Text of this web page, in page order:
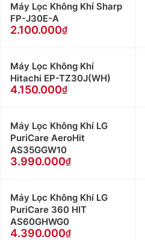
Máy Lọc Không Khí Sharp
FP-J30E-A
2.100.000
Máy Lọc Không Khí
Hitachi EP-TZ30J(WH)
4.150.000
Máy Lọc Không Khí LG
PuriCare AeroHit
AS35GGW10
3.990.000
Máy Lọc Không Khí LG
PuriCare 360 HIT
AS60GHWG0
4.390.000